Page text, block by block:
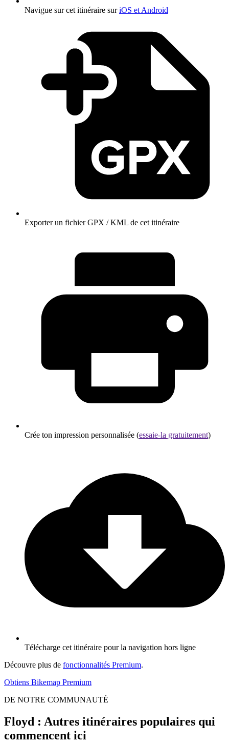
Navigue sur cet itinéraire suriOS et Android
Exporter un fichier GPX / KML de cet itinéraire
Crée ton impression personnalisée (essaie-la gratuitement)
Télécharge cet itinéraire pour la navigation hors ligne
Découvre plus de fonctionnalités Premium.
Obtiens Bikemap Premium
DE NOTRE COMMUNAUTÉ
Floyd : Autres itinéraires populaires qui
commencent ici